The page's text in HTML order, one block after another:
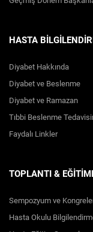
HASTA
Diyabet Hakkında
Diyabet ve Beslenme
Diyabet ve Ramazan
Tıbbi Beslenme
Faydalı Linkler
TOPLANTI &
Sempozyum ve
Hasta Okulu